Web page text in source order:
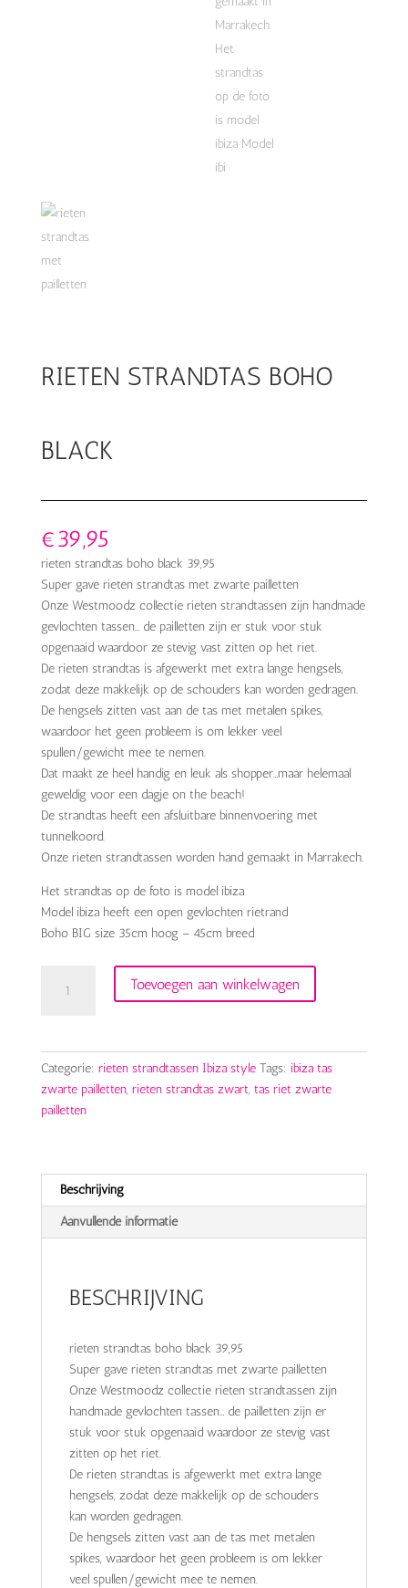
RIETEN STRANDTAS BOHO
BLACK
€39,95
rieten strandtas boho black 39,95
Super gave rieten strandtas met zwarte pailletten
Onze Westmoodz collectie rieten strandtassen zijn handmade
gevlochten tassen… de pailletten zijn er stuk voor stuk
opgenaaid waardoor ze stevig vast zitten op het riet.
De rieten strandtas is afgewerkt met extra lange hengsels,
zodat deze makkelijk op de schouders kan worden gedragen.
De hengsels zitten vast aan de tas met metalen spikes,
waardoor het geen probleem is om lekker veel
spullen/gewicht mee te nemen.
Dat maakt ze heel handig en leuk als shopper…maar helemaal
geweldig voor een dagje on the beach!
De strandtas heeft een afsluitbare binnenvoering met
tunnelkoord.
Onze rieten strandtassen worden hand gemaakt in Marrakech.
Het strandtas op de foto is model ibiza
Model ibiza heeft een open gevlochten rietrand
Boho BIG size 35cm hoog – 45cm breed
strandtas
Toevoegen aan winkelwagen
Categorie: rieten strandtassen Ibiza style Tags: ibiza tas
zwarte pailletten, rieten strandtas zwart, tas riet zwarte
pailletten
Beschrijving
Aanvullende informatie
BESCHRIJVING
rieten strandtas boho black 39,95
Super gave rieten strandtas met zwarte pailletten
Onze Westmoodz collectie rieten strandtassen zijn
handmade gevlochten tassen… de pailletten zijn er
stuk voor stuk opgenaaid waardoor ze stevig vast
zitten op het riet.
De rieten strandtas is afgewerkt met extra lange
hengsels, zodat deze makkelijk op de schouders
kan worden gedragen.
De hengsels zitten vast aan de tas met metalen
spikes, waardoor het geen probleem is om lekker
veel spullen/gewicht mee te nemen.